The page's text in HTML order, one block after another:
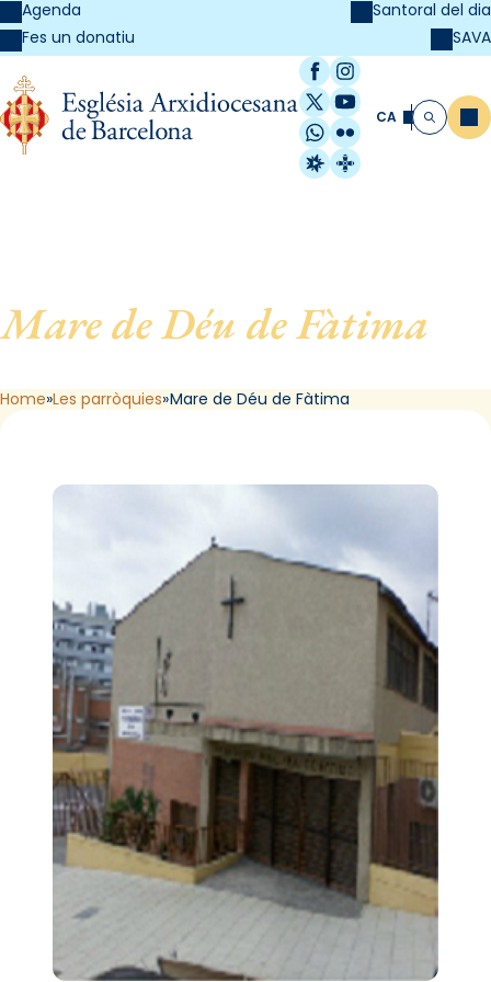
Agenda
Fes un donatiu
Santoral del dia
SAVA
Facebook
Instagram
X / Twitter
YouTube
WhatsApp
Flickr
Radio Estel
Catalunya
CA Cerca
Mare de Déu de Fàtima
Home Les parròquies Mare de Déu de Fàtima